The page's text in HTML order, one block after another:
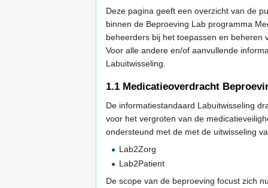
Deze pagina geeft een overzicht van de
binnen de Beproeving Lab programma
beheerders bij het toepassen en beheren
Voor alle andere en/of aanvullende
Labuitwisseling.
1.1 Medicatieoverdracht
De informatiestandaard Labuitwisseling
voor het vergroten van de
ondersteund met de met de uitwisseling
Lab2Zorg
Lab2Patient
De scope van de beproeving focust zich